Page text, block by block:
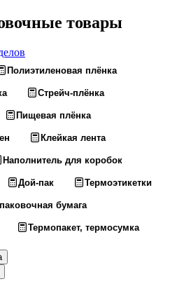
товары
Полиэтиленовая плёнка
Стрейч-плёнка
Пищевая плёнка
Клейкая лента
Наполнитель для коробок
Дой-пак Термоэтикетки
бумага
Термопакет, термосумка